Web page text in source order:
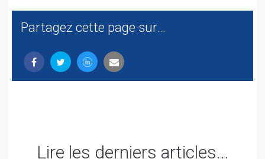
Partagez cette page sur...
Lire les derniers articles...